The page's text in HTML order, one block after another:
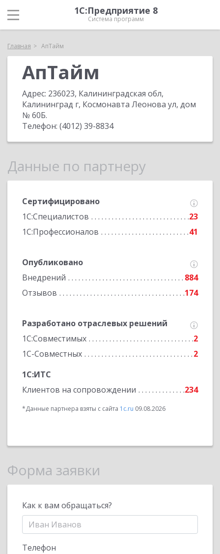
1С:Предприятие 8
Система программ
Главная АпТайм
АпТайм
Адрес: 236023, Калининградская обл,
Калининград г, Космонавта Леонова ул, дом
№ 60Б.
Телефон: (4012) 39-8834
Данные по партнеру
Сертифицировано
1С:Специалистов
23
1С:Профессионалов
41
Опубликовано
Внедрений
884
Отзывов
174
Разработано отраслевых решений
1С:Совместимых
2
1С-Совместных
2
1С:ИТС
Клиентов на сопровождении
234
*Данные партнера взяты с сайта 1c.ru 09.08.2026
Форма заявки
Как к вам обращаться?
Телефон